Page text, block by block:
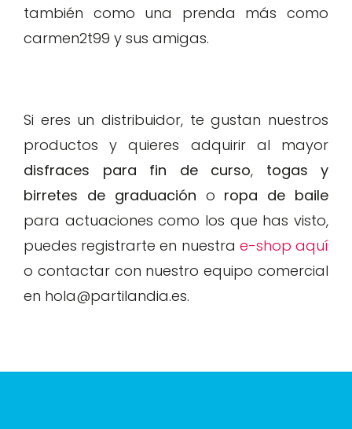
también como una prenda más como
carmen2t99 y sus amigas.
Si eres un distribuidor, te gustan nuestros
productos y quieres adquirir al mayor
disfraces para fin de curso, togas y
birretes de graduación o ropa de baile
para actuaciones como los que has visto,
puedes registrarte en nuestra e-shop aquí
o contactar con nuestro equipo comercial
en hola@partilandia.es.